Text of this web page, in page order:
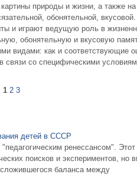
природы и жизни, а также на
обонятельной,
и играют ведущую роль в
обонятельную и вкусовую
видами: как и соответствующие
связи со специфическими
1 2 3
детей в СССР
ренессансом".
поисков и экспериментов, но
баланса между